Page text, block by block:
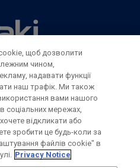
щоб дозволити
чином,
надавати функції
наш трафік. Ми також
вами нашого
соціальних мережах,
відкликати або
зробити це будь-коли за
файлів cookie" в
Privacy Notice